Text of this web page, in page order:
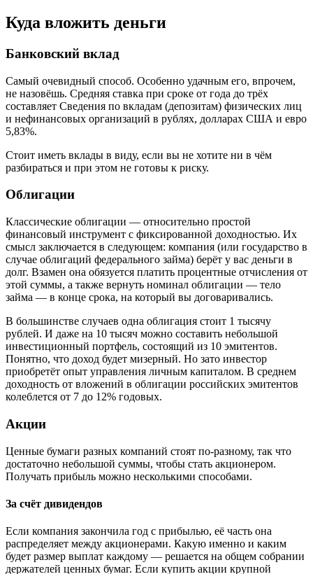
Куда вложить деньги
Банковский вклад
Самый очевидный способ. Особенно удачным его, впрочем,
не назовёшь. Средняя ставка при сроке от года до трёх
составляет Сведения по вкладам (депозитам) физических лиц
и нефинансовых организаций в рублях, долларах США и евро
5,83%.
Стоит иметь вклады в виду, если вы не хотите ни в чём
разбираться и при этом не готовы к риску.
Облигации
Классические облигации — относительно простой
финансовый инструмент с фиксированной доходностью. Их
смысл заключается в следующем: компания (или государство в
случае облигаций федерального займа) берёт у вас деньги в
долг. Взамен она обязуется платить процентные отчисления от
этой суммы, а также вернуть номинал облигации — тело
займа — в конце срока, на который вы договаривались.
В большинстве случаев одна облигация стоит 1 тысячу
рублей. И даже на 10 тысяч можно составить небольшой
инвестиционный портфель, состоящий из 10 эмитентов.
Понятно, что доход будет мизерный. Но зато инвестор
приобретёт опыт управления личным капиталом. В среднем
доходность от вложений в облигации российских эмитентов
колеблется от 7 до 12% годовых.
Акции
Ценные бумаги разных компаний стоят по‑разному, так что
достаточно небольшой суммы, чтобы стать акционером.
Получать прибыль можно несколькими способами.
За счёт дивидендов
Если компания закончила год с прибылью, её часть она
распределяет между акционерами. Какую именно и каким
будет размер выплат каждому — решается на общем собрании
держателей ценных бумаг. Если купить акции крупной